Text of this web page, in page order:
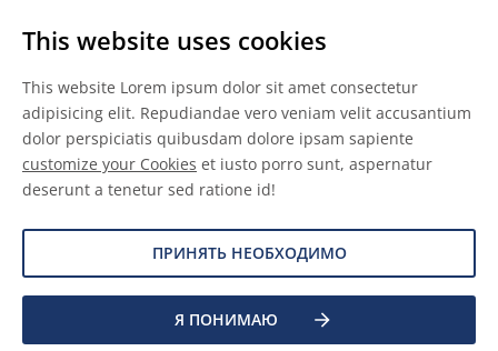
This website uses cookies
This website Lorem ipsum dolor sit amet consectetur
adipisicing elit. Repudiandae vero veniam velit accusantium
dolor perspiciatis quibusdam dolore ipsam sapiente
customize your Cookies et iusto porro sunt, aspernatur
deserunt a tenetur sed ratione id!
ПРИНЯТЬ НЕОБХОДИМО
Я ПОНИМАЮ
2026 Allnex Netherlands B.V.
Общие условия
Отказ от ответственности
Сведения о файлах cookie
Защита данных